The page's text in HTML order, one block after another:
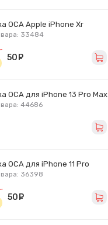
OCA Apple iPhone Xr
33484
руб.
50
OCA для iPhone 13 Pro Max
44686
OCA для iPhone 11 Pro
36398
руб.
50